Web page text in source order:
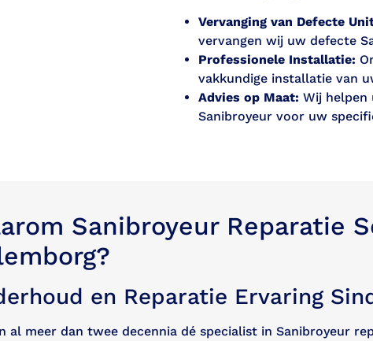
Vervanging van Defecte
vervangen wij uw defecte
Professionele Installatie:
vakkundige installatie van
Advies op Maat: Wij helpen
Sanibroyeur voor uw
Sanibroyeur Reparatie
en Reparatie Ervaring
al meer dan twee decennia dé specialist in Sanibroyeur